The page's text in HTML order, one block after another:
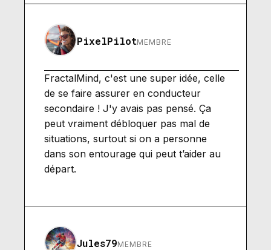
PixelPilotMEMBRE
FractalMind, c'est une super idée, celle
de se faire assurer en conducteur
secondaire ! J'y avais pas pensé. Ça
peut vraiment débloquer pas mal de
situations, surtout si on a personne
dans son entourage qui peut t’aider au
départ.
Jules79MEMBRE